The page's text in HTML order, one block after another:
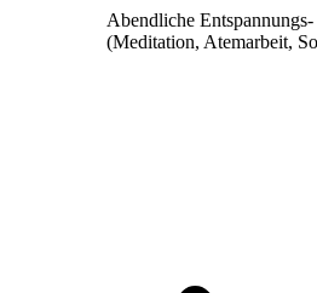
Abendliche
(Meditation, Atemarbeit,